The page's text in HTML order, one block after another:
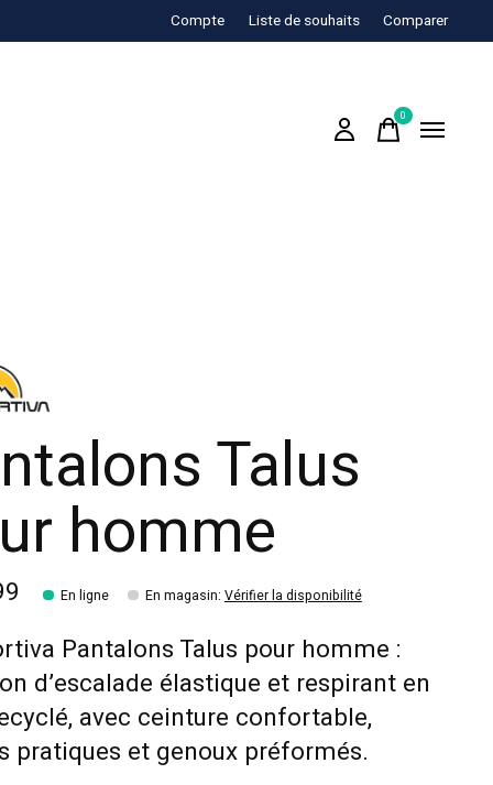
Compte Liste de souhaits Comparer
0items
Talus
homme
En ligne En magasin: Vérifier la disponibilité
Pantalons Talus pour homme :
d’escalade élastique et respirant en
avec ceinture confortable,
pratiques et genoux préformés.